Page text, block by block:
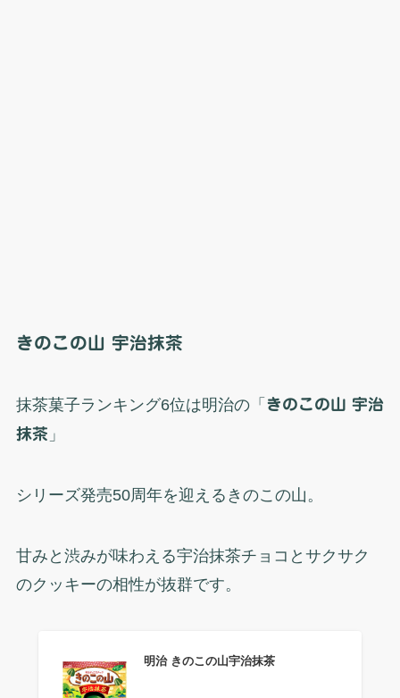
きのこの山 宇治抹茶
抹茶菓子ランキング6位は明治の「 きのこの山 宇治
抹茶 」
シリーズ発売50周年を迎えるきのこの山。
甘みと渋みが味わえる宇治抹茶チョコとサクサク
のクッキーの相性が抜群です。
明治 きのこの山宇治抹茶